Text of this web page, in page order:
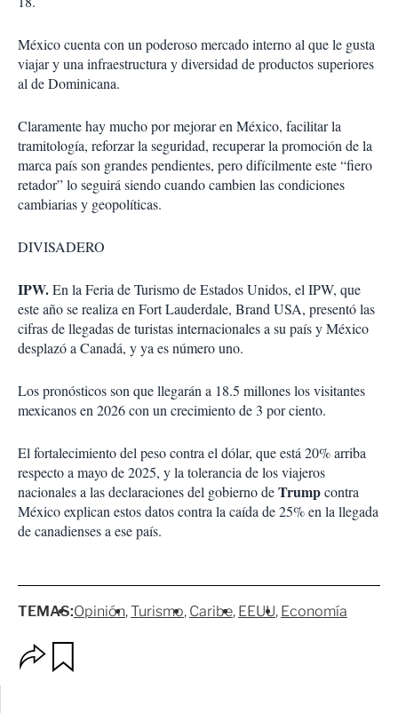
México cuenta con un poderoso mercado interno al que le gusta
viajar y una infraestructura y diversidad de productos superiores
al de Dominicana.
Claramente hay mucho por mejorar en México, facilitar la
tramitología, reforzar la seguridad, recuperar la promoción de la
marca país son grandes pendientes, pero difícilmente este “fiero
retador” lo seguirá siendo cuando cambien las condiciones
cambiarias y geopolíticas.
DIVISADERO
IPW.En la Feria de Turismo de Estados Unidos, el IPW, que
este año se realiza en Fort Lauderdale, Brand USA, presentó las
cifras de llegadas de turistas internacionales a su país y México
desplazó a Canadá, y ya es número uno.
Los pronósticos son que llegarán a 18.5 millones los visitantes
mexicanos en 2026 con un crecimiento de 3 por ciento.
El fortalecimiento del peso contra el dólar, que está 20% arriba
respecto a mayo de 2025, y la tolerancia de los viajeros
nacionales a las declaraciones del gobierno deTrumpcontra
México explican estos datos contra la caída de 25% en la llegada
de canadienses a ese país.
TEMAS:Opinión Turismo Caribe EEUU Economía
p